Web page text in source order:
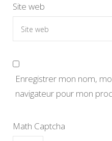
Site web
Enregistrer mon nom,
navigateur pour mon
Math Captcha